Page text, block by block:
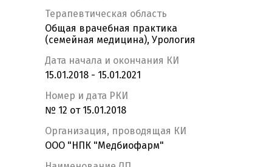
Терапевтическая область
Общая врачебная практика
(семейная медицина), Урология
Дата начала и окончания КИ
15.01.2018 - 15.01.2021
Номер и дата РКИ
№ 12 от 15.01.2018
Организация, проводящая КИ
ООО "НПК "Медбиофарм"